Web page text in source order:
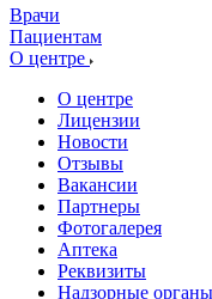
Врачи
Пациентам
О центре
О центре
Лицензии
Новости
Отзывы
Вакансии
Партнеры
Фотогалерея
Аптека
Реквизиты
Надзорные органы